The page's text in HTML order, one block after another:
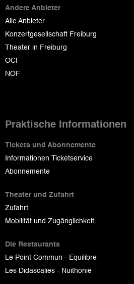
Andere Anbieter
Alle Anbieter
Konzertgesellschaft Freiburg
Theater in Freiburg
OCF
NOF
Praktische Informationen
Tickets und Abonnemente
Informationen Ticketservice
Abonnemente
Theater und Zufahrt
Zufahrt
Mobilität und Zugänglichkeit
Die Restaurants
Le Point Commun - Equilibre
Les Didascalies - Nuithonie